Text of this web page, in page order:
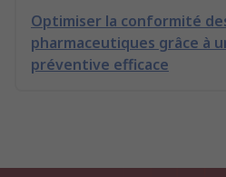
Optimiser la conformité
pharmaceutiques grâce à
préventive efficace